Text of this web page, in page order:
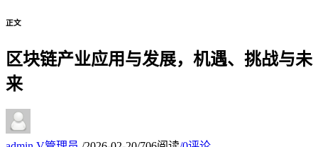
正文
区块链产业应用与发展，机遇、挑战与未
来